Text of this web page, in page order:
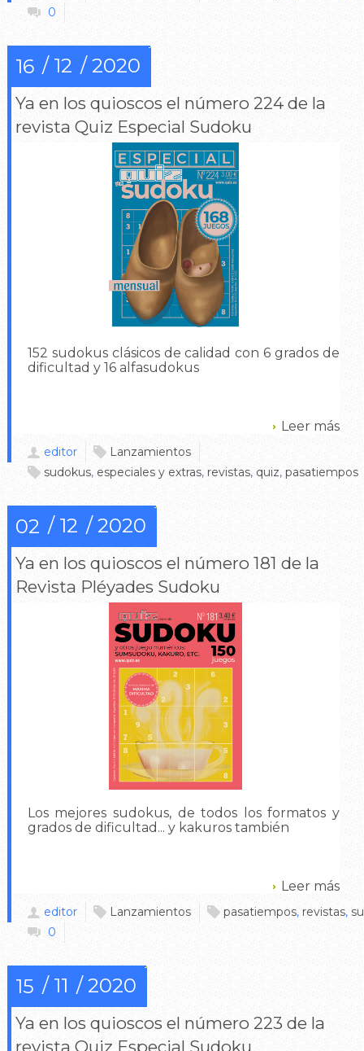
0
16 12 2020
Ya en los quioscos el número 224 de la
revista Quiz Especial Sudoku
152 sudokus clásicos de calidad con 6 grados de
dificultad y 16 alfasudokus
Leer más
editor
Lanzamientos
sudokus, especiales y extras, revistas, quiz, pasatiempos
02 12 2020
Ya en los quioscos el número 181 de la
Revista Pléyades Sudoku
Los mejores sudokus, de todos los formatos y
grados de dificultad... y kakuros también
Leer más
editor Lanzamientos pasatiempos, revistas,
0
15 11 2020
Ya en los quioscos el número 223 de la
revista Quiz Especial Sudoku